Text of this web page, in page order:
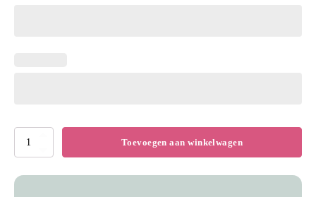
Little
Dutch
Giftset
Toevoegen aan winkelwagen